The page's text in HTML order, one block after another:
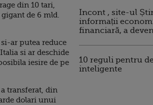
din 10 tari,
de 6 mld.
ar putea reduce
si ar deschide
iesire de pe
transferat, din
dolari unui
Incont , site-ul
informații
financiară, a
10 reguli pentru
inteligente